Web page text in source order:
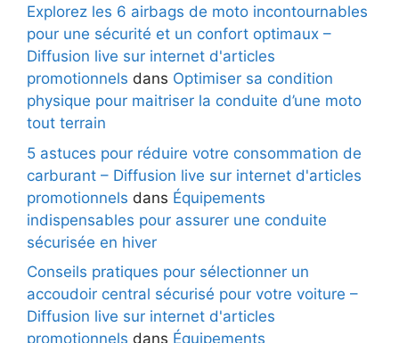
Explorez les 6 airbags de moto incontournables
pour une sécurité et un confort optimaux –
Diffusion live sur internet d'articles
promotionnels dans Optimiser sa condition
physique pour maitriser la conduite d’une moto
tout terrain
5 astuces pour réduire votre consommation de
carburant – Diffusion live sur internet d'articles
promotionnels dans Équipements
indispensables pour assurer une conduite
sécurisée en hiver
Conseils pratiques pour sélectionner un
accoudoir central sécurisé pour votre voiture –
Diffusion live sur internet d'articles
promotionnels dans Équipements